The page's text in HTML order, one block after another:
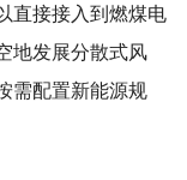
直接接入到燃煤电
地发展分散式风
需配置新能源规